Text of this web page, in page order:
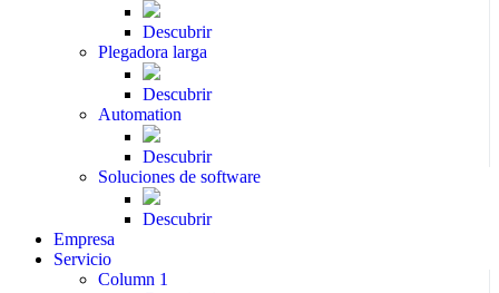
Descubrir
Plegadora larga
Descubrir
Automation
Descubrir
Soluciones de software
Descubrir
Empresa
Servicio
Column 1